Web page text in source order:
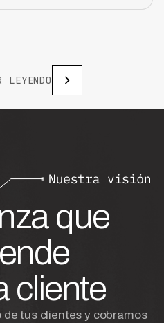
LEYENDO
que
cliente
tus clientes y cobramos